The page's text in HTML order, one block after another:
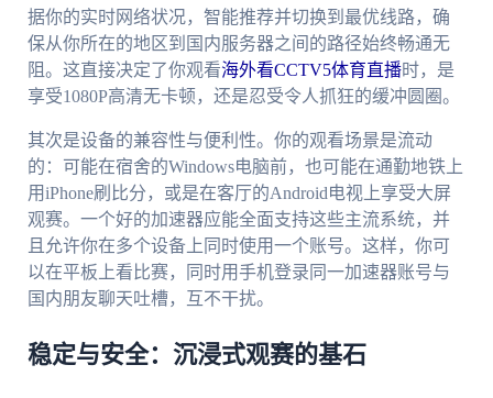
据你的实时网络状况，智能推荐并切换到最优线路，确
保从你所在的地区到国内服务器之间的路径始终畅通无
阻。这直接决定了你观看海外看CCTV5体育直播时，是
享受1080P高清无卡顿，还是忍受令人抓狂的缓冲圆圈。
其次是设备的兼容性与便利性。你的观看场景是流动
的：可能在宿舍的Windows电脑前，也可能在通勤地铁上
用iPhone刷比分，或是在客厅的Android电视上享受大屏
观赛。一个好的加速器应能全面支持这些主流系统，并
且允许你在多个设备上同时使用一个账号。这样，你可
以在平板上看比赛，同时用手机登录同一加速器账号与
国内朋友聊天吐槽，互不干扰。
稳定与安全：沉浸式观赛的基石